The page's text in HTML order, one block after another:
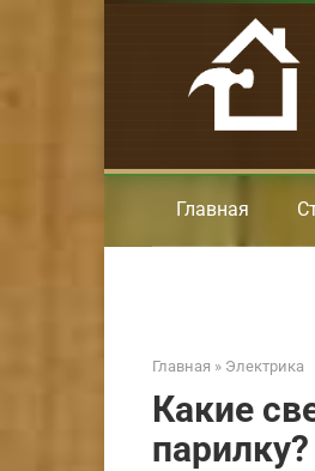
Главная
Главная » Электрика
Какие
парилку?